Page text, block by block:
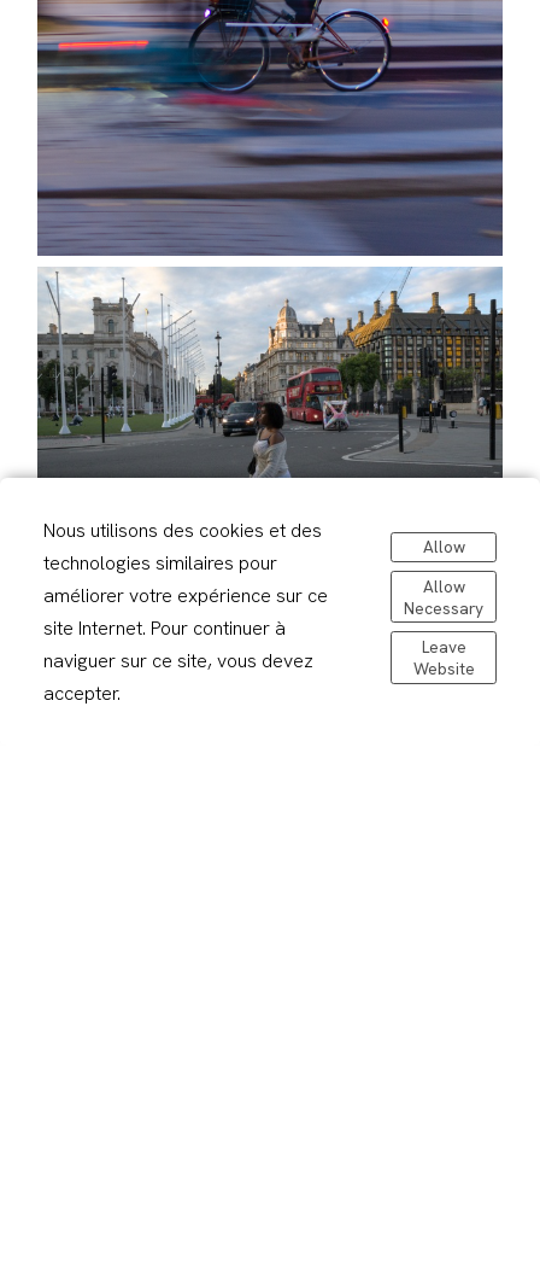
Nous utilisons des cookies et des
technologies similaires pour
améliorer votre expérience sur ce
site Internet. Pour continuer à
naviguer sur ce site, vous devez
accepter.
Allow
Allow
Necessary
Leave
Website